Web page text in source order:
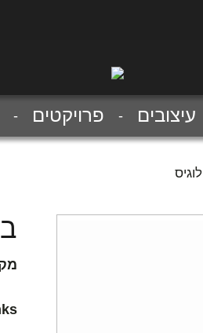
עיצובים פרויקטים